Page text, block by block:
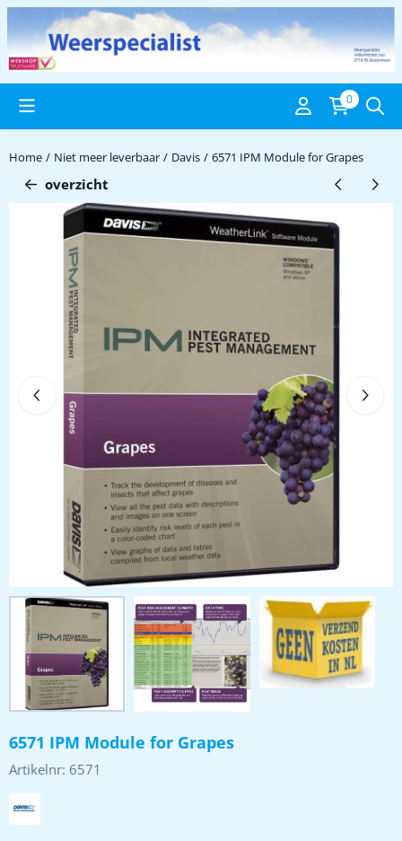
Cookievoorkeuren zijn beschikbaar. Kies instellingen of sta alle
0
Home / Niet meer leverbaar / Davis / 6571 IPM Module for Grapes
overzicht
6571 IPM Module for Grapes
Artikelnr: 6571